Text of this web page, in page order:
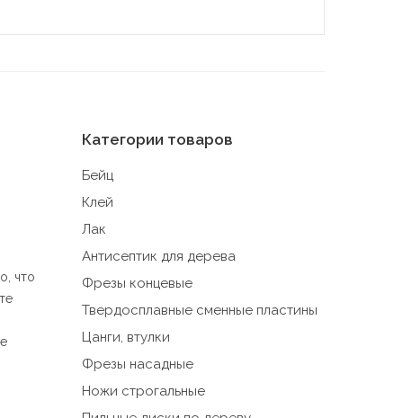
что
Категории товаров
Бейц
Клей
Лак
Антисептик для дерева
Фрезы концевые
Твердосплавные сменные пластины
Цанги, втулки
Фрезы насадные
Ножи строгальные
при